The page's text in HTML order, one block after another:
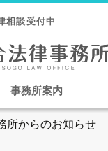
相談受付中
事務所案内
所からのお知らせ